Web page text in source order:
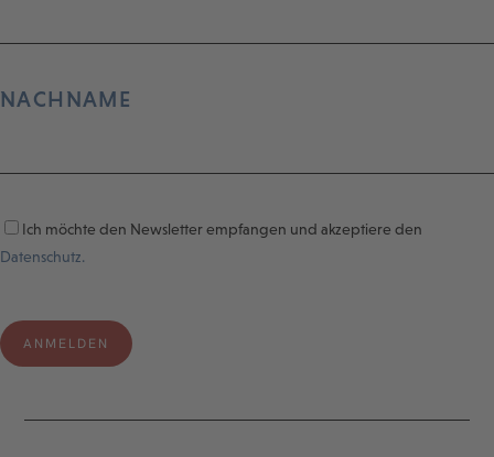
NACHNAME
Ich möchte den Newsletter empfangen und akzeptiere den
Datenschutz.